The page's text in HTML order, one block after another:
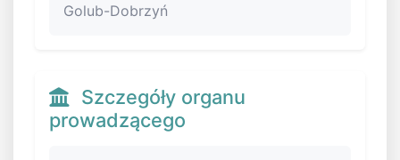
Golub-Dobrzyń
Szczegóły organu
prowadzącego